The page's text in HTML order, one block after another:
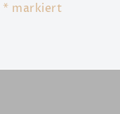
* markiert